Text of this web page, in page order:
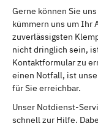
Gerne können Sie
kümmern uns um Ihr
zuverlässigsten
nicht dringlich sein,
Kontaktformular zu
einen Notfall, ist
für Sie erreichbar.
Unser Notdienst-
schnell zur Hilfe.